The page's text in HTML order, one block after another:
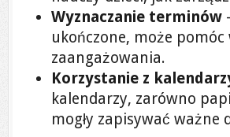
Wyznaczanie terminów
ukończone, może
zaangażowania.
Korzystanie z
kalendarzy, zarówno
mogły zapisywać